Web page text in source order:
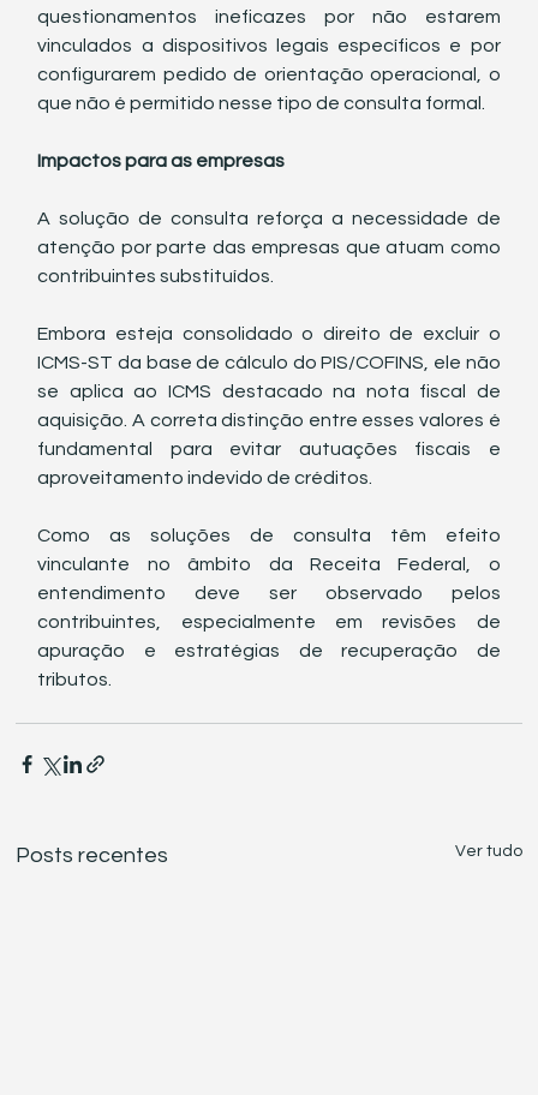
questionamentos ineficazes por não estarem
vinculados a dispositivos legais específicos e por
configurarem pedido de orientação operacional, o
que não é permitido nesse tipo de consulta formal.
Impactos para as empresas
A solução de consulta reforça a necessidade de
atenção por parte das empresas que atuam como
contribuintes substituídos.
Embora esteja consolidado o direito de excluir o
ICMS-ST da base de cálculo do PIS/COFINS, ele não
se aplica ao ICMS destacado na nota fiscal de
aquisição. A correta distinção entre esses valores é
fundamental para evitar autuações fiscais e
aproveitamento indevido de créditos.
Como as soluções de consulta têm efeito
vinculante no âmbito da Receita Federal, o
entendimento deve ser observado pelos
contribuintes, especialmente em revisões de
apuração e estratégias de recuperação de
tributos.
Posts recentes Ver tudo